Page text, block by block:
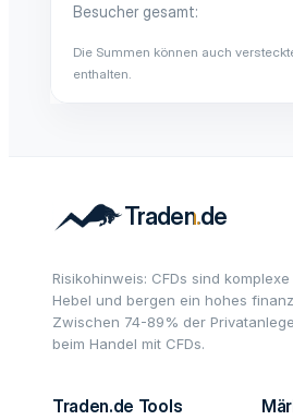
Besucher gesamt
Die Summen können auch
enthalten.
Risikohinweis: CFDs sind
Hebel und bergen ein hohes
Zwischen 74-89% der
beim Handel mit CFDs.
Traden.de Tools